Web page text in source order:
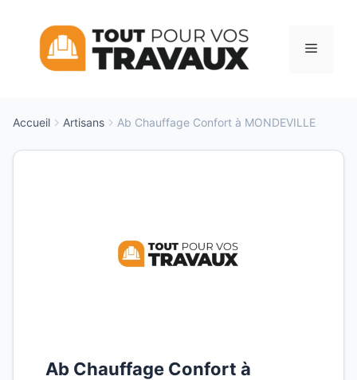
contenu
Menu
Accueil Artisans Ab Chauffage Confort à MONDEVILLE
Ab Chauffage Confort à